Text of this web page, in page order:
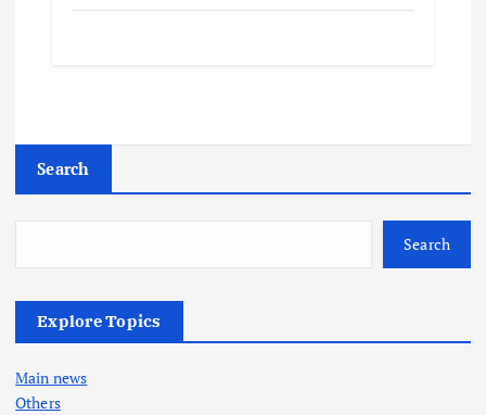
Search
Search
Explore Topics
Main news
Others